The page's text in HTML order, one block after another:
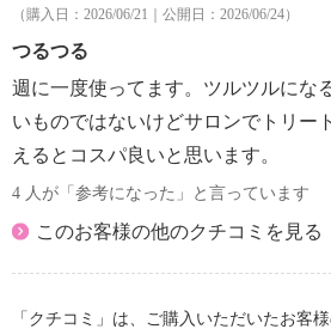
（購入日：2026/06/21｜公開日：2026/06/24）
つるつる
週に一度使ってます。ツルツルにな
いものではないけどサロンでトリー
えるとコスパ良いと思います。
4 人が「参考になった」と言っています
このお客様の他のクチコミを見る
「クチコミ」は、ご購入いただいたお客